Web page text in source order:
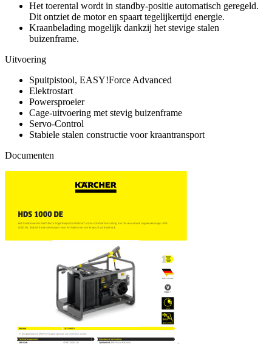
Het toerental wordt in standby-positie automatisch geregeld.
Dit ontziet de motor en spaart tegelijkertijd energie.
Kraanbelading mogelijk dankzij het stevige stalen
buizenframe.
Uitvoering
Spuitpistool, EASY!Force Advanced
Elektrostart
Powersproeier
Cage-uitvoering met stevig buizenframe
Servo-Control
Stabiele stalen constructie voor kraantransport
Documenten